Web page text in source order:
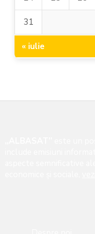
31
« iulie